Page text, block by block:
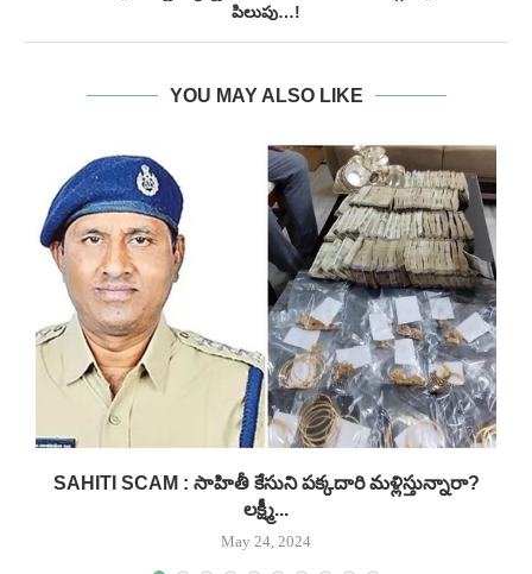
పిలుపు…!
YOU MAY ALSO LIKE
SAHITI SCAM : సాహితీ కేసుని పక్కదారి మళ్లిస్తున్నారా?
లక్ష్మీ...
May 24, 2024